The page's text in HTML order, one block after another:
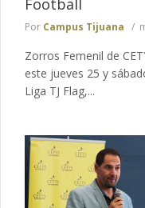
Football
Por Campus Tijuana
Zorros Femenil de
este jueves 25 y
Liga TJ Flag,...